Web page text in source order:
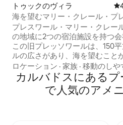
トゥックのヴィラ
海を望むマリー・クレール・プ
ル・ドメーヌ
プレスワール・マリー・クレー
の地域に2つの宿泊施設を持つ会
この旧プレッソワールは、150平
ルの広さがあり、海を望むこと
す。トゥークに位置し、すべて
近く、静かなエリアにあります
あり、トルヴィル・シュル・メ
ーヴィルからわずか2.8キロです
ロケーション · 家族 · 移動のしや
カルバドスにある
で人気のアメ